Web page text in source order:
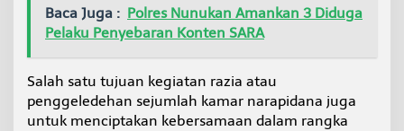
Baca Juga : Polres Nunukan Amankan 3 Diduga
Pelaku Penyebaran Konten SARA
Salah satu tujuan kegiatan razia atau
penggeledehan sejumlah kamar narapidana juga
untuk menciptakan kebersamaan dalam rangka